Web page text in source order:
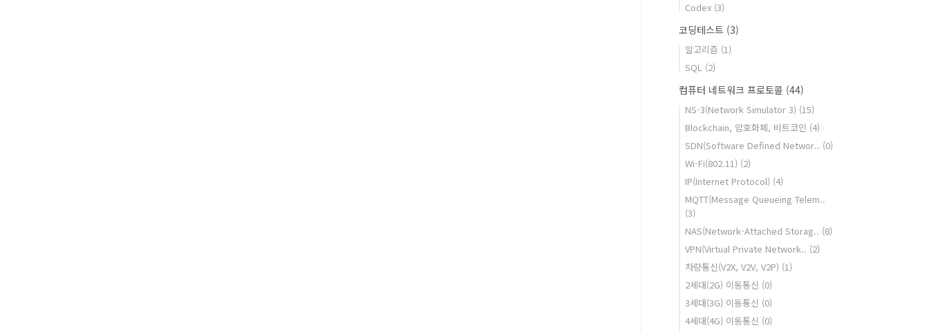
Codex (3)
코딩테스트 (3)
알고리즘 (1)
SQL (2)
컴퓨터 네트워크 프로토콜 (44)
NS-3(Network Simulator 3) (15)
Blockchain, 암호화폐, 비트코인 (4)
SDN(Software Defined Networ.. (0)
Wi-Fi(802.11) (2)
IP(Internet Protocol) (4)
MQTT(Message Queueing Telem..
(3)
NAS(Network-Attached Storag.. (8)
VPN(Virtual Private Network.. (2)
차량통신(V2X, V2V, V2P) (1)
2세대(2G) 이동통신 (0)
3세대(3G) 이동통신 (0)
4세대(4G) 이동통신 (0)